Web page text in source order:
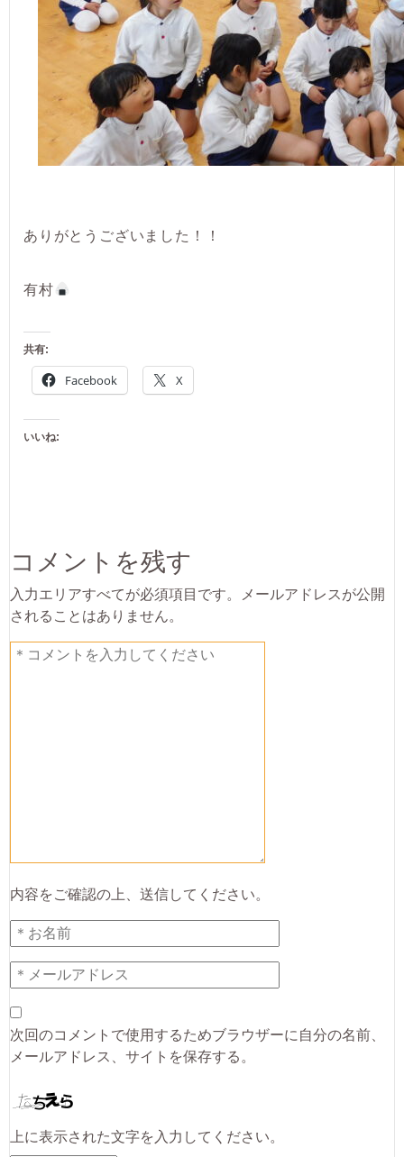
ありがとうございました！！
有村
共有:
Facebook X
いいね:
コメントを残す
入力エリアすべてが必須項目です。メールアドレスが公開
されることはありません。
内容をご確認の上、送信してください。
次回のコメントで使用するためブラウザーに自分の名前、
メールアドレス、サイトを保存する。
上に表示された文字を入力してください。